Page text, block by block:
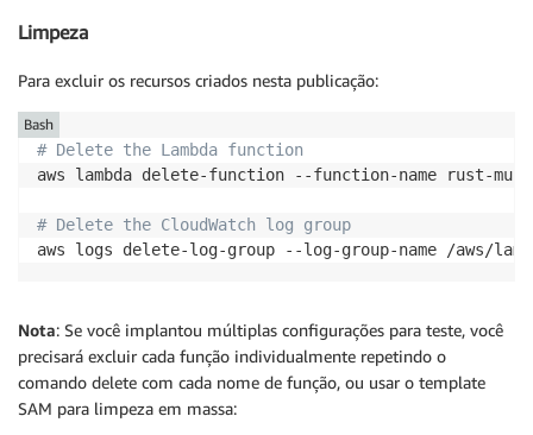
Limpeza
Para excluir os recursos criados nesta publicação:
# Delete the Lambda function
aws lambda delete-function --function-name rust-
# Delete the CloudWatch log group
aws logs delete-log-group --log-group-name /aws/
Bash
Nota: Se você implantou múltiplas configurações para teste, você
precisará excluir cada função individualmente repetindo o
comando delete com cada nome de função, ou usar o template
SAM para limpeza em massa: